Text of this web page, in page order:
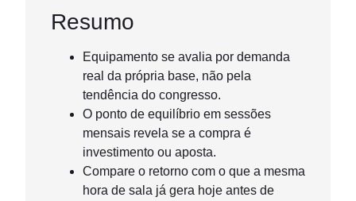
Resumo
Equipamento se avalia por demanda
real da própria base, não pela
tendência do congresso.
O ponto de equilíbrio em sessões
mensais revela se a compra é
investimento ou aposta.
Compare o retorno com o que a mesma
hora de sala já gera hoje antes de